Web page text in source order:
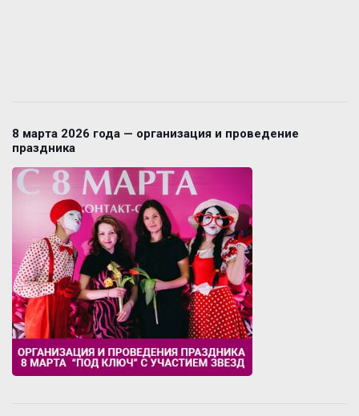
8 марта 2026 года — организация и проведение
праздника